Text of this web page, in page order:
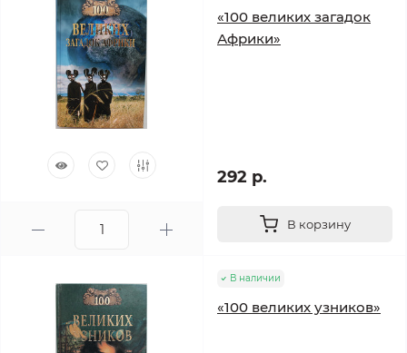
«100 великих загадок
Африки»
292 р.
В корзину
В наличии
«100 великих узников»